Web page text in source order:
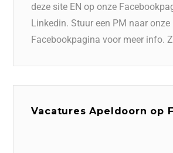
deze site EN op onze
Linkedin. Stuur een PM naar onze
Facebookpagina voor meer info.
Vacatures Apeldoorn op